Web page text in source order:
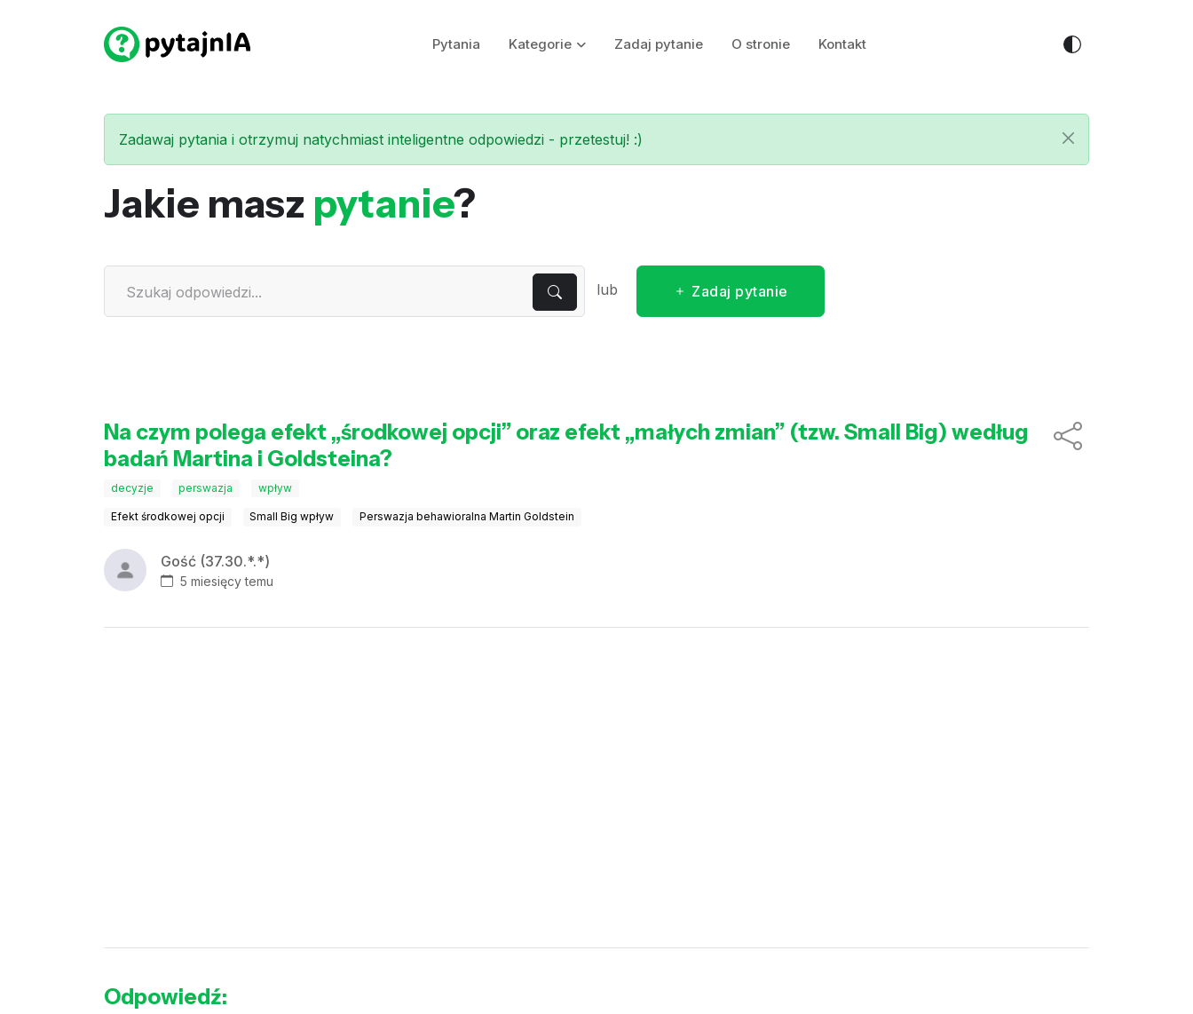
Pytania Kategorie Zadaj pytanie O stronie Kontakt
Zadawaj pytania i otrzymuj natychmiast inteligentne odpowiedzi - przetestuj! :)
Jakie masz pytanie?
lub Zadaj pytanie
Na czym polega efekt „środkowej opcji” oraz efekt „małych zmian” (tzw. Small Big) według
badań Martina i Goldsteina?
decyzje perswazja wpływ
Efekt środkowej opcji Small Big wpływ Perswazja behawioralna Martin Goldstein
Gość (37.30.*.*)
5 miesięcy temu
Odpowiedź: